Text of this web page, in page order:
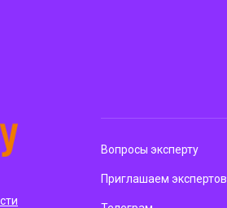
Вопросы эксперту
Приглашаем экспертов